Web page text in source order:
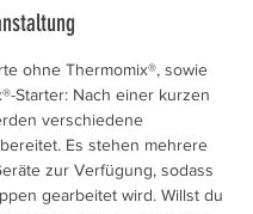
ohne Thermomix®, sowie
Starter: Nach einer kurzen
verschiedene
Es stehen mehrere
zur Verfügung, sodass
gearbeitet wird. Willst du